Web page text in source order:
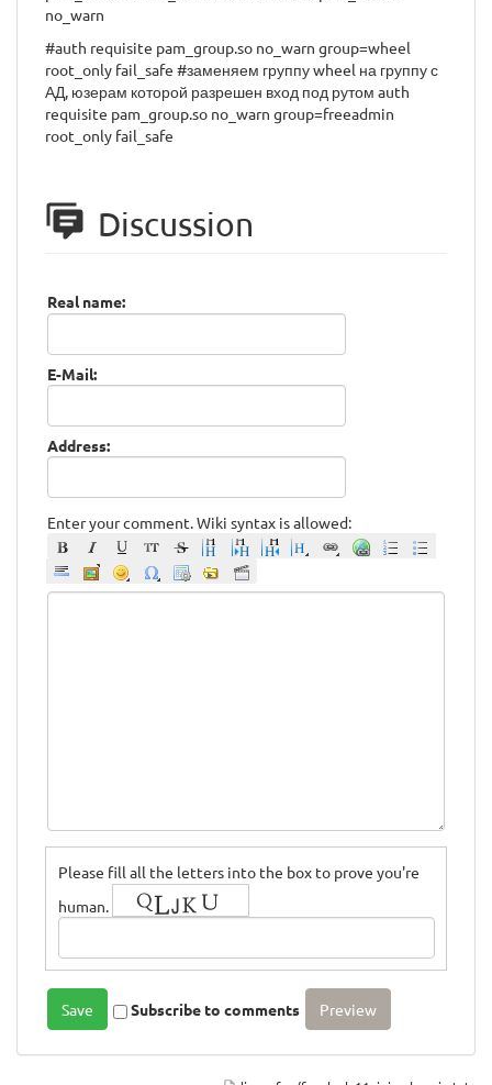
no_warn
#auth requisite pam_group.so no_warn group=wheel
root_only fail_safe #заменяем группу wheel на группу с
АД, юзерам которой разрешен вход под рутом auth
requisite pam_group.so no_warn group=freeadmin
root_only fail_safe
Discussion
Real name:
E-Mail:
Address:
Enter your comment. Wiki syntax is allowed:
Please fill all the letters into the box to prove you're
human.
Subscribe to comments